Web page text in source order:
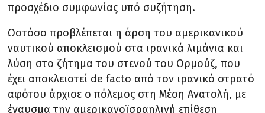
προσχέδιο συμφωνίας υπό συζήτηση.
Ωστόσο προβλέπεται η άρση του αμερικανικού
ναυτικού αποκλεισμού στα ιρανικά λιμάνια και
λύση στο ζήτημα του στενού του Ορμούζ, που
έχει αποκλειστεί de facto από τον ιρανικό στρατό
αφότου άρχισε ο πόλεμος στη Μέση Ανατολή, με
έναυσμα την αμερικανοϊσραηλινή επίθεση